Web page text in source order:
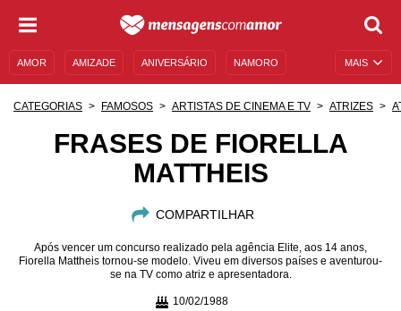
MAIS
AMOR AMIZADE ANIVERSÁRIO NAMORO
MENSAGENS DE ANIVERSÁRIO
CATEGORIAS FAMOSOS ARTISTAS DE CINEMA E TV ATRIZES
FRASES DE FIORELLA
MATTHEIS
COMPARTILHAR
Após vencer um concurso realizado pela agência Elite, aos 14 anos,
Fiorella Mattheis tornou-se modelo. Viveu em diversos países e aventurou-
se na TV como atriz e apresentadora.
10/02/1988